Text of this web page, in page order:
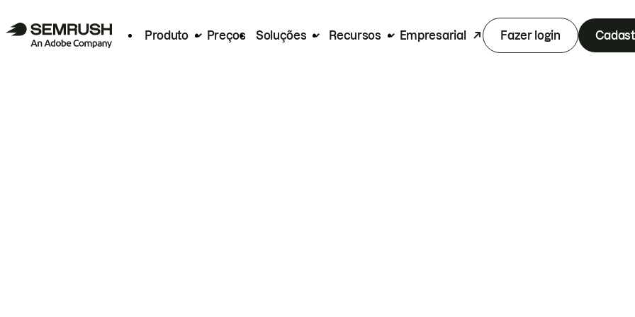
Produto Preços Soluções Recursos Empresarial Fazer login